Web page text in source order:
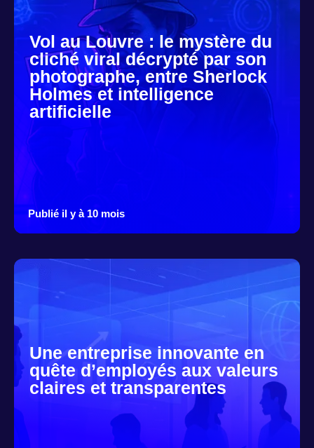
Vol au Louvre : le mystère du
cliché viral décrypté par son
photographe, entre Sherlock
Holmes et intelligence
artificielle
Publié il y à 10 mois
Une entreprise innovante en
quête d’employés aux valeurs
claires et transparentes